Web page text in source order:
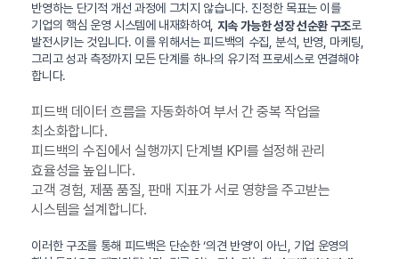
반영하는 단기적 개선 과정에 그치지 않습니다. 진정한 목표는 이를
기업의 핵심 운영 시스템에 내재화하여, 지속 가능한 성장 선순환 구조로
발전시키는 것입니다. 이를 위해서는 피드백의 수집, 분석, 반영, 마케팅,
그리고 성과 측정까지 모든 단계를 하나의 유기적 프로세스로 연결해야
합니다.
피드백 데이터 흐름을 자동화하여 부서 간 중복 작업을
최소화합니다.
피드백의 수집에서 실행까지 단계별 KPI를 설정해 관리
효율성을 높입니다.
고객 경험, 제품 품질, 판매 지표가 서로 영향을 주고받는
시스템을 설계합니다.
이러한 구조를 통해 피드백은 단순한 ‘의견 반영’이 아닌, 기업 운영의